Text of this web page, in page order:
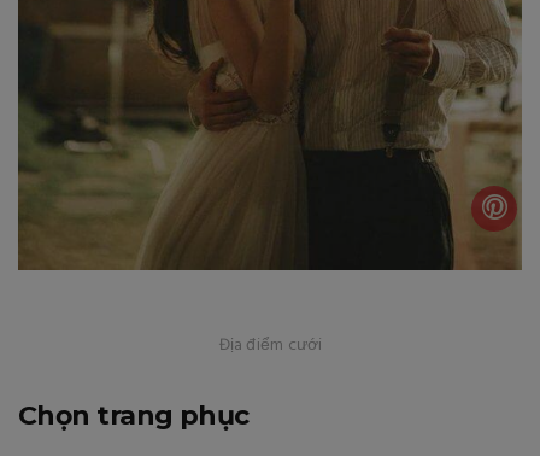
Địa điểm cưới
Chọn trang phục